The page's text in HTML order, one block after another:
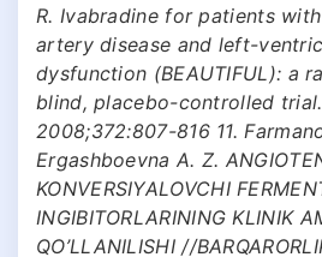
R. Ivabradine for patients
artery disease and left-
dysfunction (BEAUTIFUL): a
blind, placebo-controlled
2008;372:807-816 11.
Ergashboevna A. Z.
KONVERSIYALOVCHI
INGIBITORLARINING KLINIK
QO’LLANILISHI //